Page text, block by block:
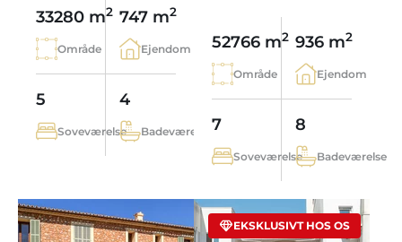
33280 m2
Område
747 m2
Ejendom
5
Soveværelse
4
Badeværelse
52766 m2
Område
936 m2
Ejendom
7
Soveværelse
8
Badeværelse
EKSKLUSIVT HOS OS